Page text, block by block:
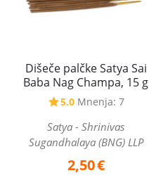
Dišeče palčke Satya Sai
Baba Nag Champa, 15 g
5.0 Mnenja: 7
Satya - Shrinivas
Sugandhalaya (BNG) LLP
2,50€